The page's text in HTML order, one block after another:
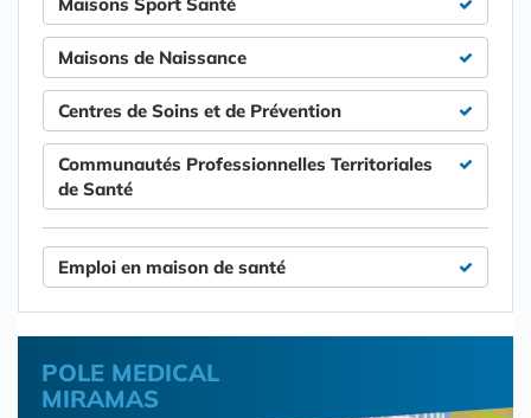
Maisons de Naissance
Centres de Soins et de Prévention
Communautés Professionnelles Territoriales
de Santé
Emploi en maison de santé
POLE MEDICAL
MIRAMAS